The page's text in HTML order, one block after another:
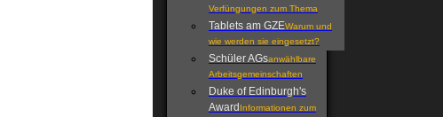
Verfüngungen zum Thema
Tablets am GZEWarum und
wie werden sie eingesetzt?
Schüler AGsanwählbare
Arbeitsgemeinschaften
Duke of Edinburgh's
Award Informationen zum